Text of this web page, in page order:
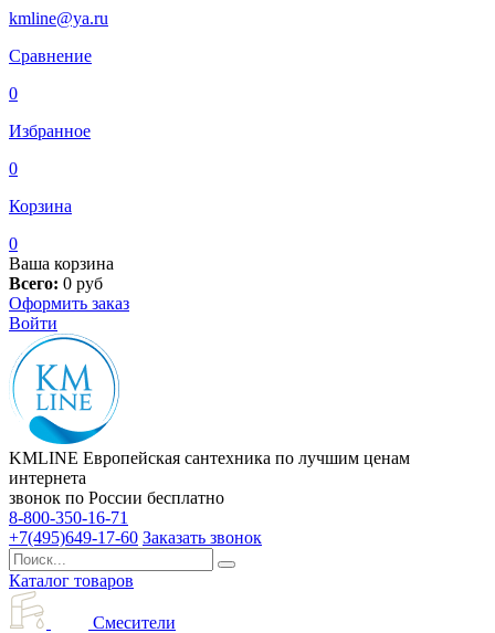
kmline@ya.ru
Сравнение
0
Избранное
0
Корзина
0
Ваша корзина
Всего: 0 руб
Оформить заказ
Войти
KMLINE Европейская сантехника по лучшим ценам
интернета
звонок по России бесплатно
8-800-350-16-71
+7(495)649-17-60 Заказать звонок
Каталог товаров
Смесители